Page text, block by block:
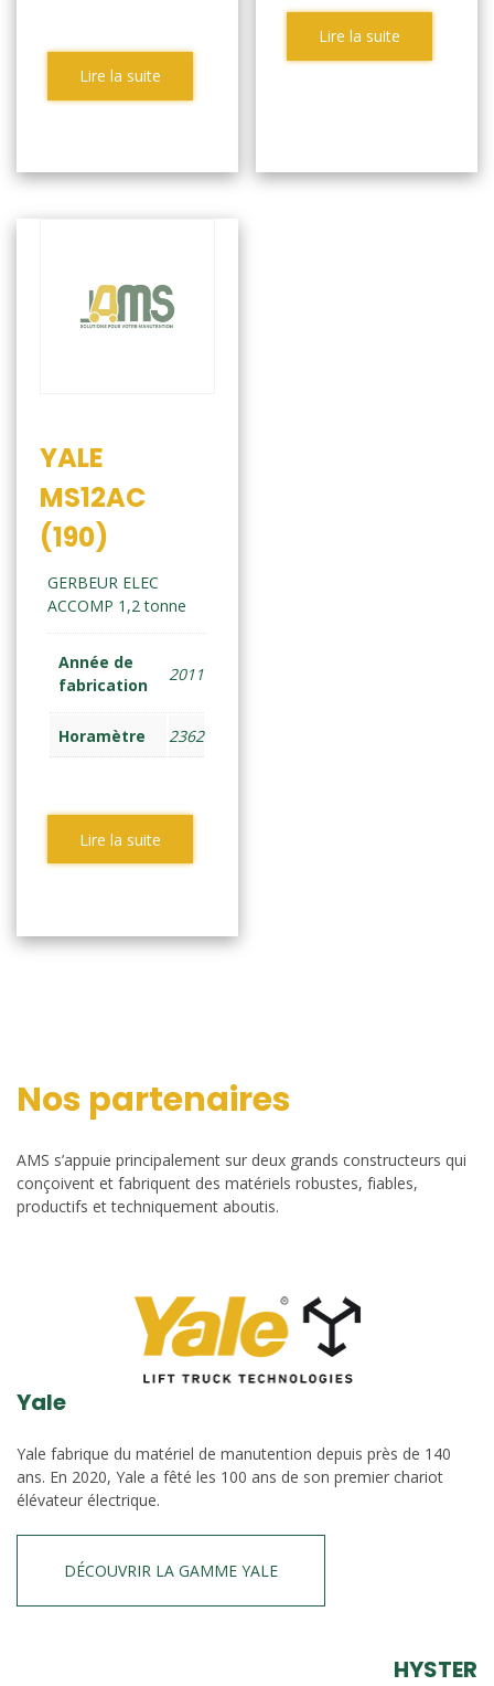
Lire la suite
Lire la suite
YALE
MS12AC
(190)
GERBEUR ELEC
ACCOMP 1,2 tonne
Année de
fabrication
2011
Horamètre 2362
Lire la suite
Nos partenaires
AMS s’appuie principalement sur deux grands constructeurs qui
conçoivent et fabriquent des matériels robustes, fiables,
productifs et techniquement aboutis.
Yale
Yale fabrique du matériel de manutention depuis près de 140
ans. En 2020, Yale a fêté les 100 ans de son premier chariot
élévateur électrique.
DÉCOUVRIR LA GAMME YALE
HYSTER